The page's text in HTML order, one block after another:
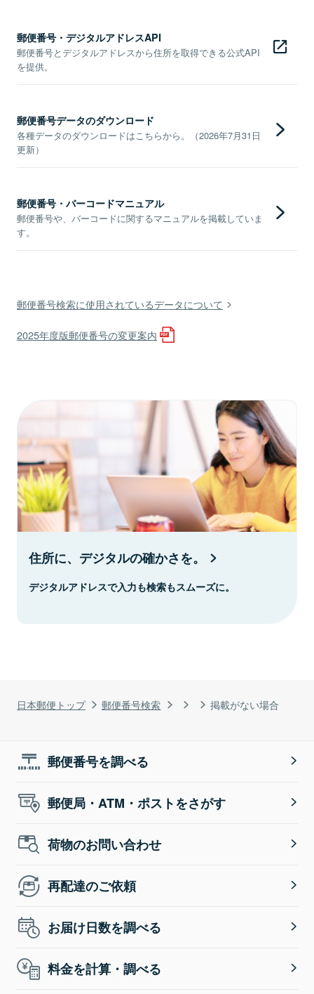
日本郵便トップ 郵便番号検索 掲載がない場合
郵便番号・デジタルアドレスAPI
郵便番号とデジタルアドレスから住所を取得できる公式API
を提供。
郵便番号データのダウンロード
各種データのダウンロードはこちらから。（2026年7月31日
更新）
郵便番号・バーコードマニュアル
郵便番号や、バーコードに関するマニュアルを掲載していま
す。
郵便番号検索に使用されているデータについて
2025年度版郵便番号の変更案内
住所に、デジタルの確かさを。
デジタルアドレスで入力も検索もスムーズに。
郵便番号を調べる
郵便局・ATM・ポストをさがす
荷物のお問い合わせ
再配達のご依頼
お届け日数を調べる
料金を計算・調べる